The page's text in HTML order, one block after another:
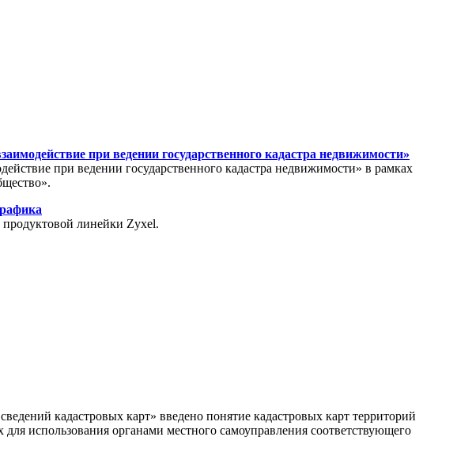
при ведении государственного кадастра недвижимости»
при ведении государственного кадастра недвижимости» в рамках
линейки Zyxel.
кадастровых карт» введено понятие кадастровых карт территорий
использования органами местного самоуправления соответствующего